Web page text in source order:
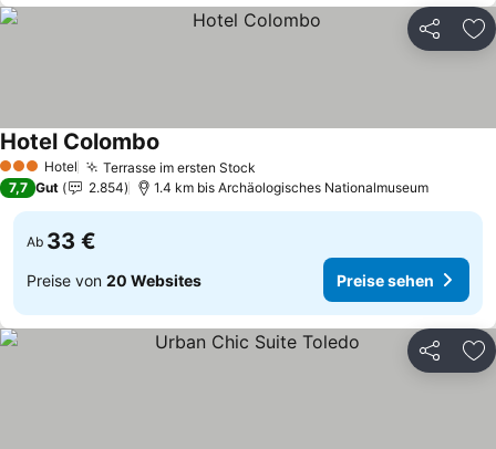
Teilen
3 SterneHotel Terrasse im ersten Stock
Hotel Colombo
7,7 Gut 2.854 1.4 km bis Archäologisches Nationalmuseum
Ab 33 €
Preise von 20 Websites Preise sehen
Teilen